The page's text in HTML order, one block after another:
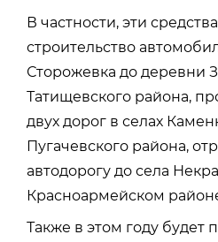
В частности, эти
строительство
Сторожевка до деревни
Татищевского района,
двух дорог в селах
Пугачевского района,
автодорогу до села
Красноармейском
Также в этом году будет